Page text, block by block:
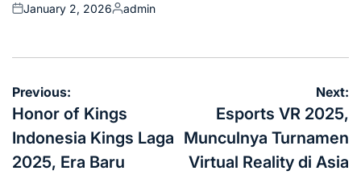
Posted
January 2, 2026
Posted
admin
Post
navigation
Previous:
Honor of Kings
Indonesia Kings Laga
2025, Era Baru
Next:
Esports VR 2025,
Munculnya Turnamen
Virtual Reality di Asia